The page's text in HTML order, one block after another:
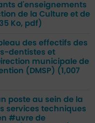
d'enseignements
de la Culture et de
Ko, pdf)
des effectifs des
dentistes et
municipale de
(DMSP) (1,007
poste au sein de la
services techniques
#uvre de